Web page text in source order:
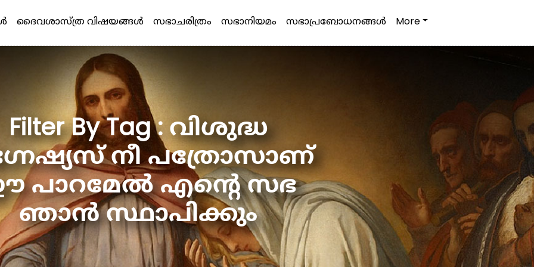
ദൈവശാസ്ത്ര വിഷയങ്ങള്‍ സഭാചരിത്രം സഭാനിയമം സഭാപ്രബോധനങ്ങള്‍ More
Filter By Tag : വിശുദ്ധ
നീ പത്രോസാണ്
പാറമേൽ എന്റെ സഭ
ഞാൻ സ്ഥാപിക്കും